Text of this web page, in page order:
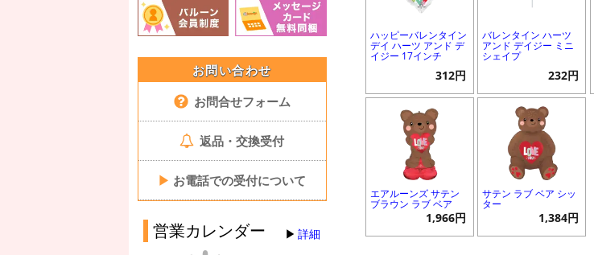
お問い合わせ
お問合せフォーム
返品・交換受付
▶ お電話での受付について
営業カレンダー 詳細
ハッピーバレンタイン
デイ ハーツ アンド デ
イジー 17インチ
312円
バレンタイン ハーツ
アンド デイジー ミニ
シェイプ
232円
エアルーンズ サテン
ブラウン ラブ ベア
1,966円
サテン ラブ ベア シッ
ター
1,384円